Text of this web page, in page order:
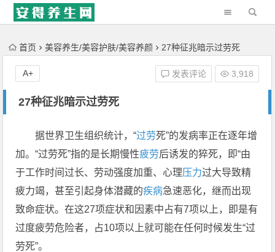
'); })();
首页 美容养生/美容护肤/美容养颜 27种征兆暗示过劳死
27种征兆暗示过劳死
发表评论 3,918
A+
据世界卫生组织统计，“过劳死”的发病率正在逐年增
加。“过劳死”指的是长期慢性疲劳后诱发的猝死，即“由
于工作时间过长、劳动强度加重、心理压力过大导致精
疲力竭，甚至引起身体潜藏的疾病急速恶化，继而出现
致命症状。在这27项症状和因素中占有7项以上，即是有
过度疲劳危险者，占10项以上就可能在任何时候发生“过
劳死”。